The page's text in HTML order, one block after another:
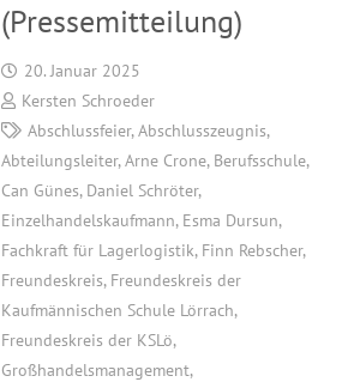
(Pressemitteilung)
20. Januar 2025
Kersten Schroeder
Abschlussfeier, Abschlusszeugnis,
Abteilungsleiter, Arne Crone, Berufsschule,
Can Günes, Daniel Schröter,
Einzelhandelskaufmann, Esma Dursun,
Fachkraft für Lagerlogistik, Finn Rebscher,
Freundeskreis, Freundeskreis der
Kaufmännischen Schule Lörrach,
Freundeskreis der KSLö,
Großhandelsmanagement,